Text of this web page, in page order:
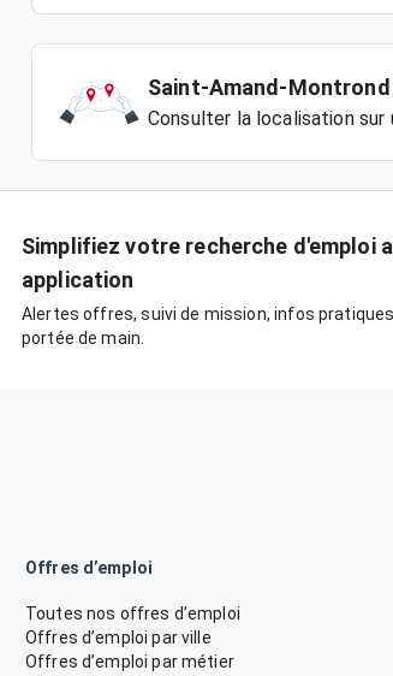
Saint-Amand-Montrond
Consulter la localisation sur
Simplifiez votre recherche d'emploi
application
Alertes offres, suivi de mission, infos
portée de main.
Offres d’emploi
Toutes nos offres d’emploi
Offres d’emploi par ville
Offres d’emploi par métier